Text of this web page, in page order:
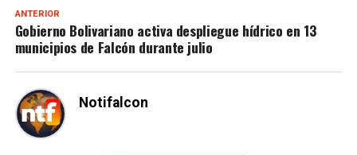
ANTERIOR
Gobierno Bolivariano activa despliegue hídrico en 13
municipios de Falcón durante julio
Notifalcon